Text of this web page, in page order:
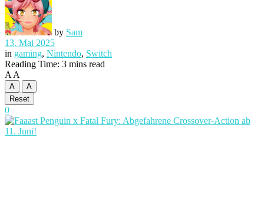
by Sam
13. Mai 2025
in gaming, Nintendo, Switch
Reading Time: 3 mins read
A A
A
A
Reset
0